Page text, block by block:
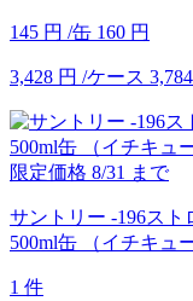
145 円 /缶 160 円
3,428 円 /ケース 3,784
限定価格 8/31 まで
サントリー -196ス
500ml缶 （イチキュ
1 件